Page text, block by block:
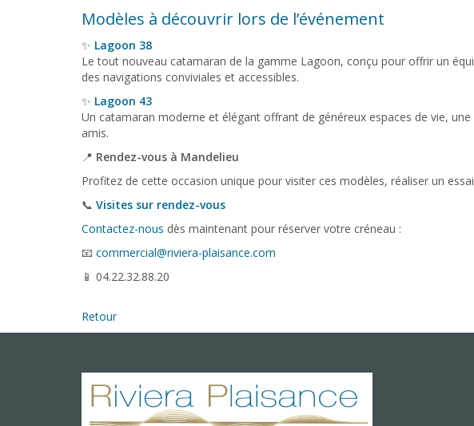
Modèles à découvrir lors de l’événement
✨ Lagoon 38
Le tout nouveau catamaran de la gamme Lagoon, conçu pour offrir un
des navigations conviviales et accessibles.
✨ Lagoon 43
Un catamaran moderne et élégant offrant de généreux espaces de vie,
amis.
📍 Rendez-vous à Mandelieu
Profitez de cette occasion unique pour visiter ces modèles, réaliser un
📞 Visites sur rendez-vous
Contactez-nous dès maintenant pour réserver votre créneau :
📧 commercial@riviera-plaisance.com
📱 04.22.32.88.20
Retour